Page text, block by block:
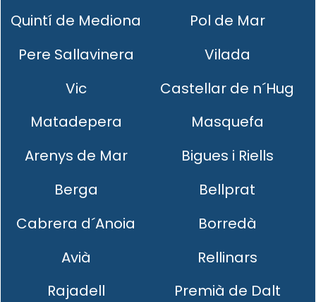
Quintí de Mediona
Pol de Mar
Pere Sallavinera
Vilada
Vic
Castellar de n´Hug
Matadepera
Masquefa
Arenys de Mar
Bigues i Riells
Berga
Bellprat
Cabrera d´Anoia
Borredà
Avià
Rellinars
Rajadell
Premià de Dalt